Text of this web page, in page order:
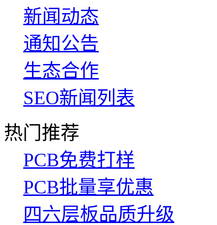
新闻动态
通知公告
生态合作
SEO新闻列表
热门推荐
PCB免费打样
PCB批量享优惠
四六层板品质升级